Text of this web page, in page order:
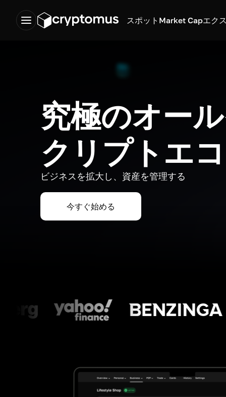
スポット Market Capエク
究極のオー
クリプトエ
ビジネスを拡大し、資産を管理する
今すぐ始める